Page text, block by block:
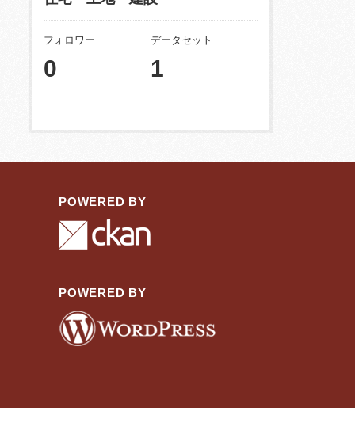
フォロワー
0
データセット
1
POWERED BY
POWERED BY